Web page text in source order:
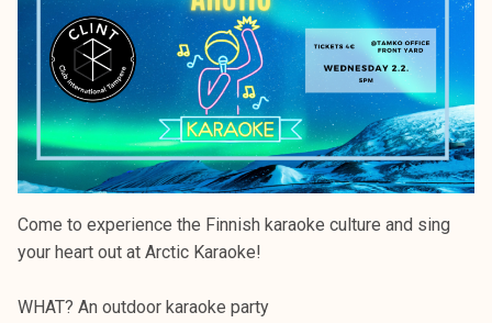
Come to experience the Finnish karaoke culture and sing
your heart out at Arctic Karaoke!
WHAT? An outdoor karaoke party